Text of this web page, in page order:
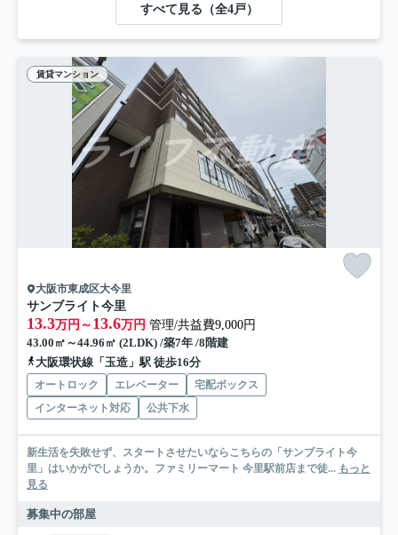
すべて見る（全4戸）
賃貸マンション
大阪市東成区大今里
サンブライト今里
13.3万円～ 13.6万円 管理/共益費9,000円
43.00㎡～44.96㎡ (2LDK) /築7年 /8階建
大阪環状線「玉造」駅 徒歩16分
オートロック エレベーター
宅配ボックス
インターネット対応
公共下水
新生活を失敗せず、スタートさせたいならこちらの「サンブライト今
里」はいかがでしょうか。ファミリーマート 今里駅前店まで徒... もっと
見る
募集中の部屋